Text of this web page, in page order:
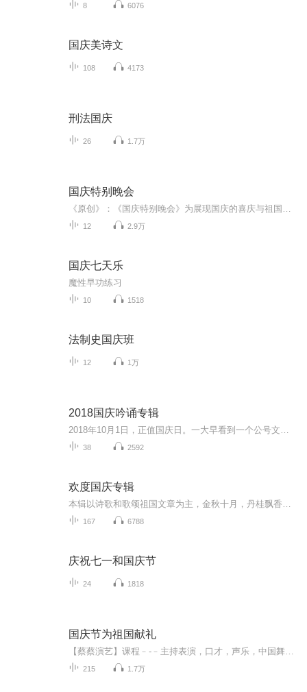
8 6076
国庆美诗文
108 4173
刑法国庆
26 1.7万
国庆特别晚会
12 2.9万
国庆七天乐
魔性早功练习
10 1518
法制史国庆班
12 1万
2018国庆吟诵专辑
38 2592
欢度国庆专辑
167 6788
庆祝七一和国庆节
24 1818
国庆节为祖国献礼
215 1.7万